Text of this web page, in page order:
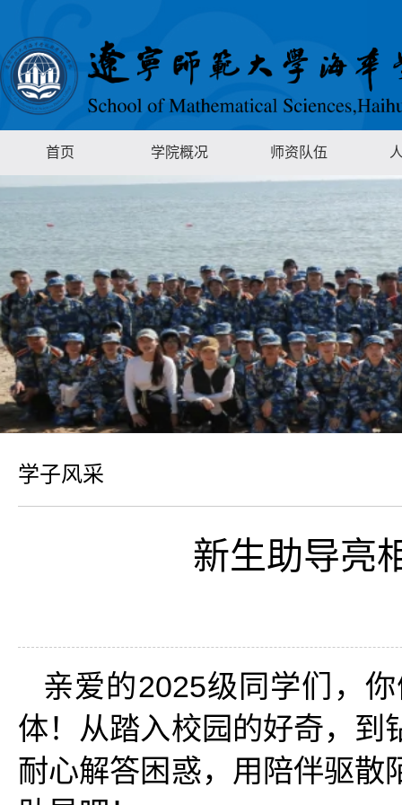
首页 学院概况 师资队伍
学子风采
新生助导亮
亲爱的2025级同学们，
体！从踏入校园的好奇，到
耐心解答困惑，用陪伴驱散